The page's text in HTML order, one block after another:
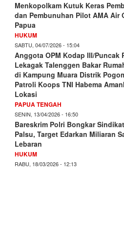
Menkopolkam Kutuk Keras
dan Pembunuhan Pilot AMA Air
Papua
HUKUM
SABTU, 04/07/2026 - 15:04
Anggota OPM Kodap III/Puncak
Lekagak Talenggen Bakar
di Kampung Muara Distrik
Patroli Koops TNI Habema
Lokasi
PAPUA TENGAH
SENIN, 13/04/2026 - 16:50
Bareskrim Polri Bongkar
Palsu, Target Edarkan Miliaran
Lebaran
HUKUM
RABU, 18/03/2026 - 12:13